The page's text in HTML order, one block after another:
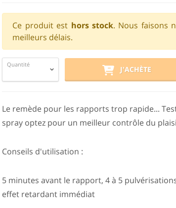
Ce produit est hors stock. Nous faisons
meilleurs délais.
Quantité
J'ACHÈTE
Le remède pour les rapports trop rapide...
spray optez pour un meilleur contrôle du
Conseils d'utilisation :
5 minutes avant le rapport, 4 à 5
effet retardant immédiat